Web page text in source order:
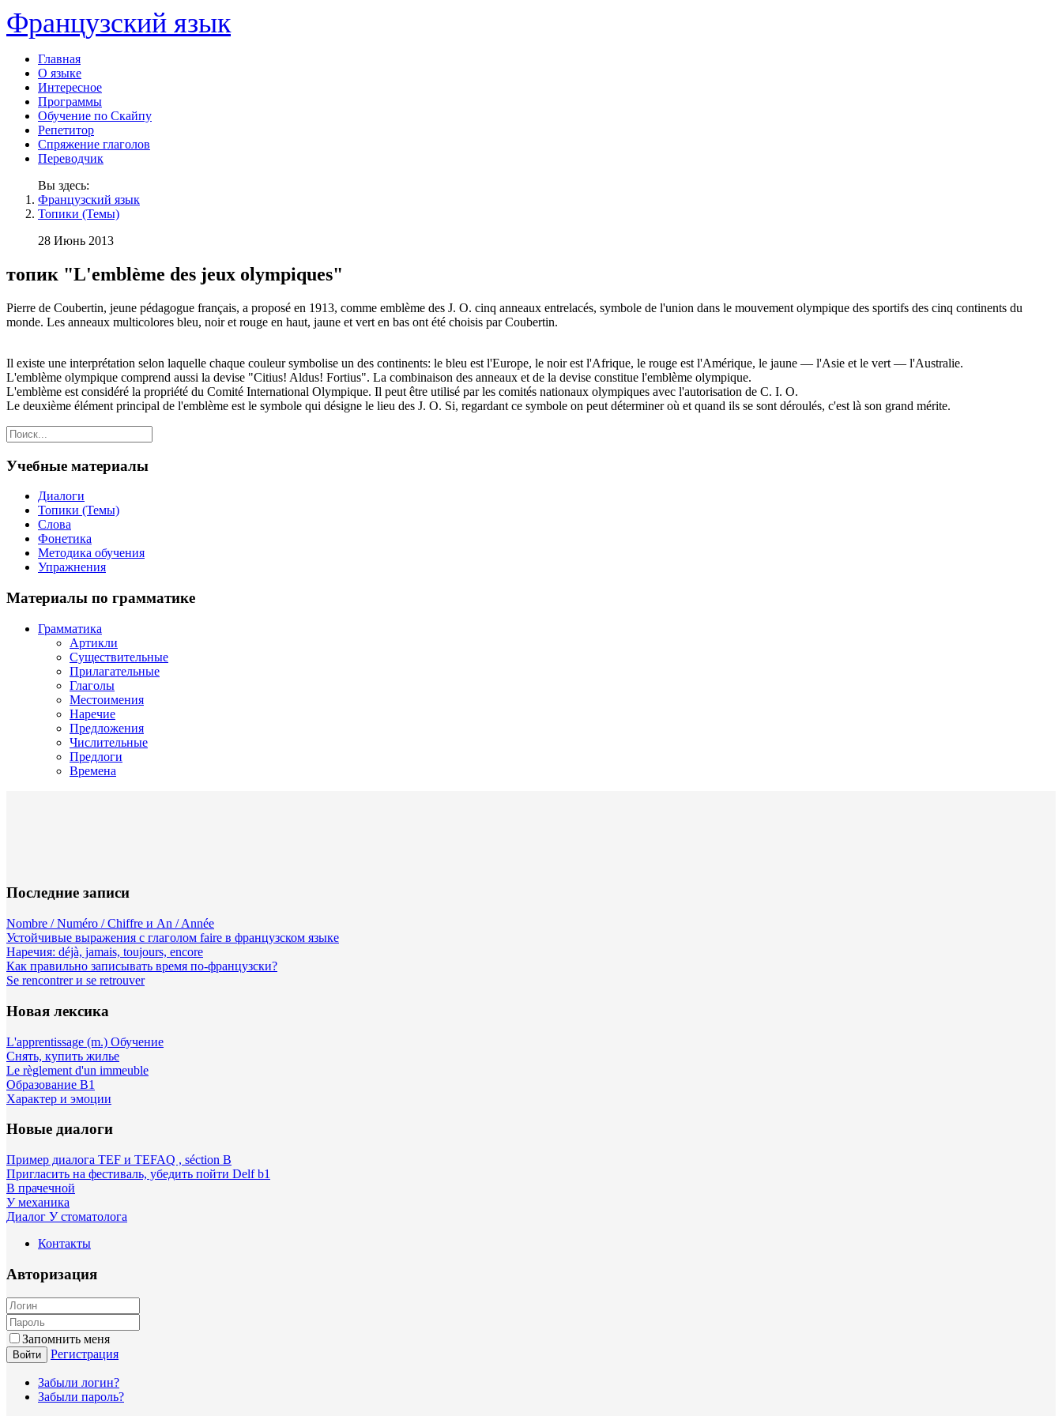
Французский язык
Главная
О языке
Интересное
Программы
Обучение по Скайпу
Репетитор
Спряжение глаголов
Переводчик
Вы здесь:
Французский язык
Топики (Темы)
28 Июнь 2013
топик "L'emblème des jeux olympiques"
Pierre de Coubertin, jeune pédagogue français, a proposé en 1913, comme emblème des J. O. cinq anneaux entrelacés, symbole de l'union dans le mouvement olympique des sportifs des cinq continents du
monde. Les anneaux multicolores bleu, noir et rouge en haut, jaune et vert en bas ont été choisis par Coubertin.
Il existe une interprétation selon laquelle chaque couleur symbolise un des continents: le bleu est l'Europe, le noir est l'Afrique, le rouge est l'Amérique, le jaune — l'Asie et le vert — l'Australie.
L'emblème olympique comprend aussi la devise "Citius! Aldus! Fortius". La combinaison des anneaux et de la devise constitue l'emblème olympique.
L'emblème est considéré la propriété du Comité International Olympique. Il peut être utilisé par les comités nationaux olympiques avec l'autorisation de C. I. O.
Le deuxième élément principal de l'emblème est le symbole qui désigne le lieu des J. O. Si, regardant ce symbole on peut déterminer où et quand ils se sont déroulés, c'est là son grand mérite.
Учебные материалы
Диалоги
Топики (Темы)
Слова
Фонетика
Методика обучения
Упражнения
Материалы по грамматике
Грамматика
Артикли
Существительные
Прилагательные
Глаголы
Местоимения
Наречие
Предложения
Числительные
Предлоги
Времена
Последние записи
Nombre / Numéro / Chiffre и An / Année
Устойчивые выражения с глаголом faire в французском языке
Наречия: déjà, jamais, toujours, encore
Как правильно записывать время по-французски?
Se rencontrer и se retrouver
Новая лексика
L'apprentissage (m.) Обучение
Снять, купить жилье
Le règlement d'un immeuble
Образование B1
Характер и эмоции
Новые диалоги
Пример диалога TEF и TEFAQ , séction B
Пригласить на фестиваль, убедить пойти Delf b1
В прачечной
У механика
Диалог У стоматолога
Контакты
Авторизация
Запомнить меня
Войти Регистрация
Забыли логин?
Забыли пароль?